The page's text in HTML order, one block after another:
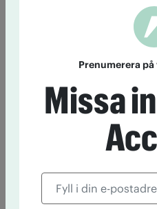
Prenumerera
Missa